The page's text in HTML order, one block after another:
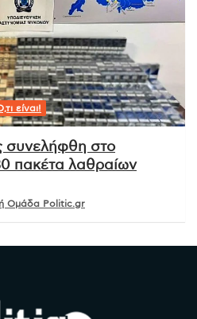
είναι!
συνελήφθη στο
πακέτα λαθραίων
Ομάδα Politic.gr